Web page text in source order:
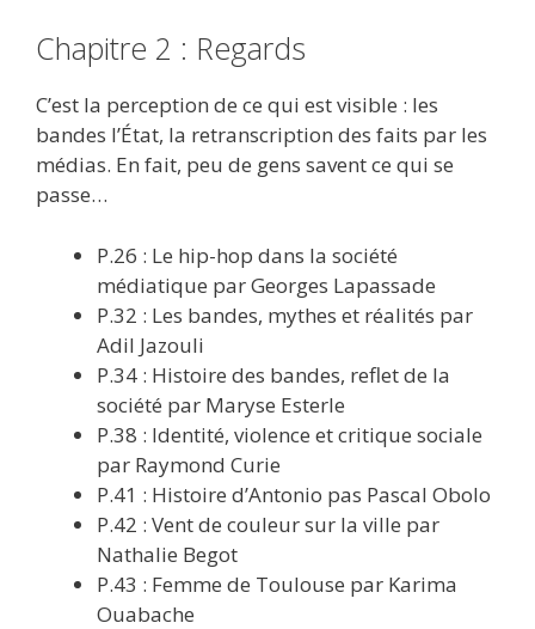
Chapitre 2 : Regards
C’est la perception de ce qui est visible : les
bandes l’État, la retranscription des faits par les
médias. En fait, peu de gens savent ce qui se
passe…
P.26 : Le hip-hop dans la société
médiatique par Georges Lapassade
P.32 : Les bandes, mythes et réalités par
Adil Jazouli
P.34 : Histoire des bandes, reflet de la
société par Maryse Esterle
P.38 : Identité, violence et critique sociale
par Raymond Curie
P.41 : Histoire d’Antonio pas Pascal Obolo
P.42 : Vent de couleur sur la ville par
Nathalie Begot
P.43 : Femme de Toulouse par Karima
Ouabache